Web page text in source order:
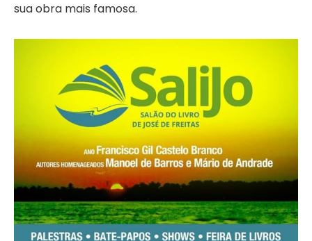
sua obra mais famosa.